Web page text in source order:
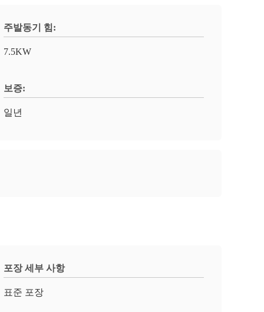
주발동기 힘:
7.5KW
보증:
일년
포장 세부 사항
표준 포장